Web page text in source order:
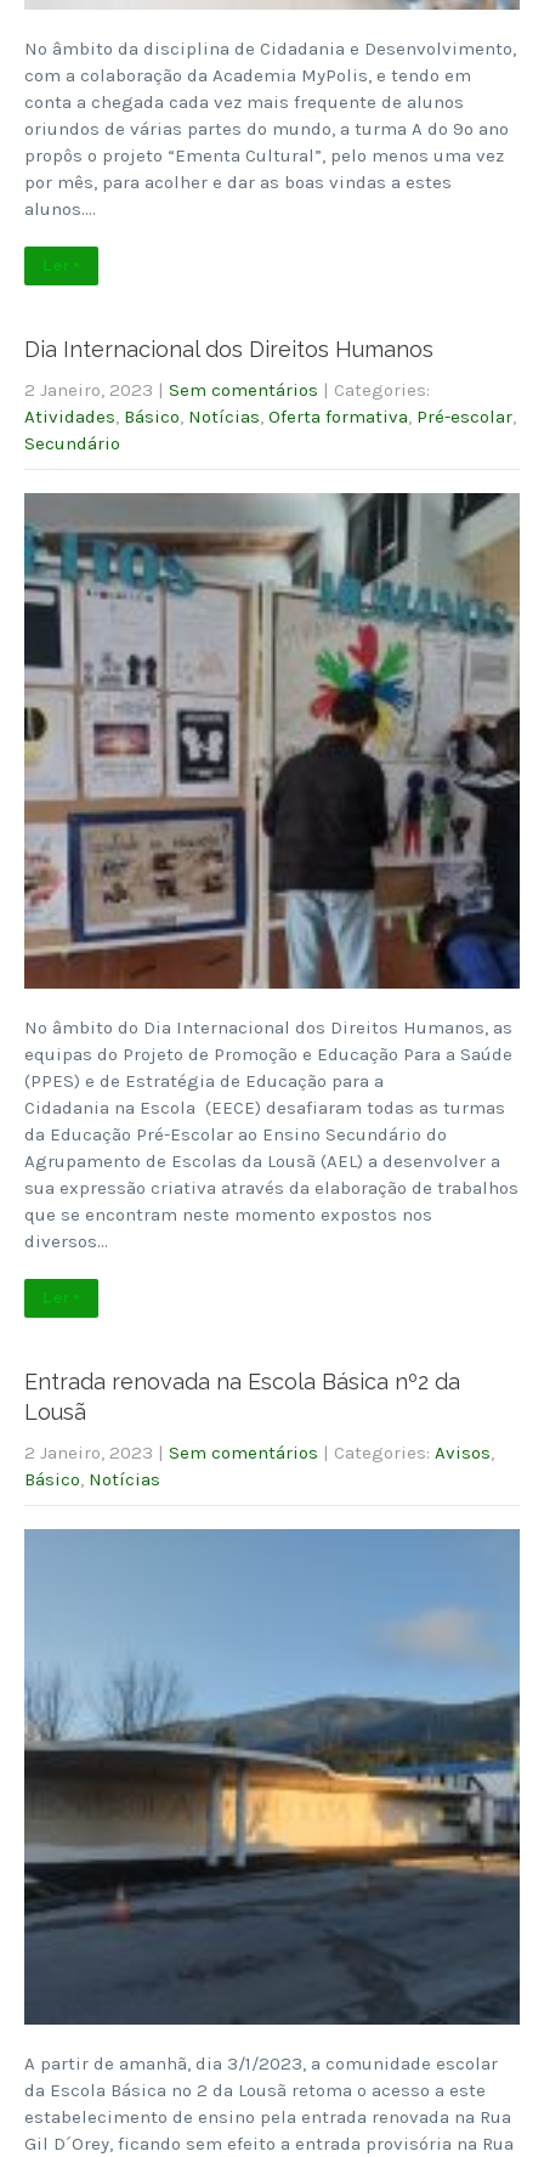
No âmbito da disciplina de Cidadania e Desenvolvimento,
com a colaboração da Academia MyPolis, e tendo em
conta a chegada cada vez mais frequente de alunos
oriundos de várias partes do mundo, a turma A do 9º ano
propôs o projeto “Ementa Cultural”, pelo menos uma vez
por mês, para acolher e dar as boas vindas a estes
alunos….
Ler +
Dia Internacional dos Direitos Humanos
2 Janeiro, 2023 | Sem comentários | Categories:
Atividades Básico Notícias Oferta formativa Pré-escolar
Secundário
No âmbito do Dia Internacional dos Direitos Humanos, as
equipas do Projeto de Promoção e Educação Para a Saúde
(PPES) e de Estratégia de Educação para a
Cidadania na Escola (EECE) desafiaram todas as turmas
da Educação Pré-Escolar ao Ensino Secundário do
Agrupamento de Escolas da Lousã (AEL) a desenvolver a
sua expressão criativa através da elaboração de trabalhos
que se encontram neste momento expostos nos
diversos…
Ler +
Entrada renovada na Escola Básica nº2 da
Lousã
2 Janeiro, 2023 | Sem comentários | Categories: Avisos
Básico Notícias
A partir de amanhã, dia 3/1/2023, a comunidade escolar
da Escola Básica nº 2 da Lousã retoma o acesso a este
estabelecimento de ensino pela entrada renovada na Rua
Gil D´Orey, ficando sem efeito a entrada provisória na Rua